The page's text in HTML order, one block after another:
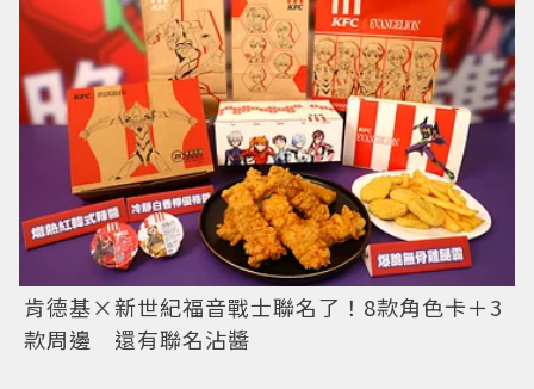
肯德基×新世紀福音戰士聯名了！8款角色卡＋3
款周邊 還有聯名沾醬